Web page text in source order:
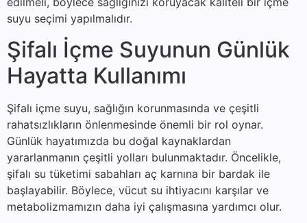
suyu seçimi yapılmalıdır.
Şifalı İçme Suyunun Günlük
Hayatta Kullanımı
Şifalı içme suyu, sağlığın korunmasında ve çeşitli
rahatsızlıkların önlenmesinde önemli bir rol oynar.
Günlük hayatımızda bu doğal kaynaklardan
yararlanmanın çeşitli yolları bulunmaktadır. Öncelikle,
şifalı su tüketimi sabahları aç karnına bir bardak ile
başlayabilir. Böylece, vücut su ihtiyacını karşılar ve
metabolizmamızın daha iyi çalışmasına yardımcı olur.